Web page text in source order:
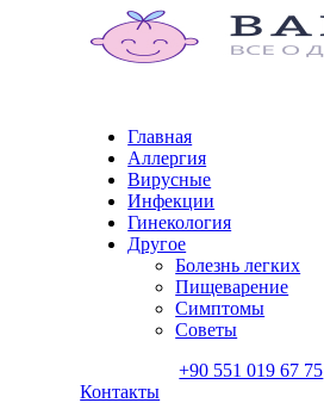
Главная
Аллергия
Вирусные
Инфекции
Гинекология
Другое
Болезнь легких
Пищеварение
Симптомы
Советы
+90 551 019 67 75
Контакты